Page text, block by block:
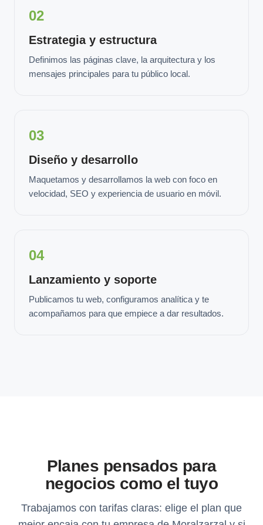
02
Estrategia y estructura
Definimos las páginas clave, la arquitectura y los
mensajes principales para tu público local.
03
Diseño y desarrollo
Maquetamos y desarrollamos la web con foco en
velocidad, SEO y experiencia de usuario en móvil.
04
Lanzamiento y soporte
Publicamos tu web, configuramos analítica y te
acompañamos para que empiece a dar resultados.
Planes pensados para
negocios como el tuyo
Trabajamos con tarifas claras: elige el plan que